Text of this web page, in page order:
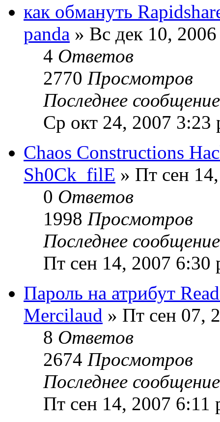
как обмануть
panda » Вс дек 10,
4 Ответов
2770 Просмотров
Последнее
Ср окт 24, 2007 3:23
Chaos Constructions
Sh0Ck_filE » Пт сен
0 Ответов
1998 Просмотров
Последнее
Пт сен 14, 2007 6:30
Пароль на атрибут
Mercilaud » Пт сен 07,
8 Ответов
2674 Просмотров
Последнее
Пт сен 14, 2007 6:11